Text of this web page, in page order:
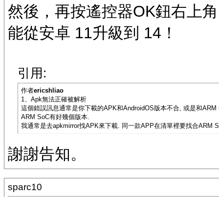
然後，再按遙控器OK鈕右上
能從安卓 11升級到 14！
引用:
作者ericshliao
1、Apk無法正確被解析
這個錯誤訊息通常是你下載的APK和AndroidOS版本不合, 或是和ARM
ARM SoC有好幾個版本.
我通常是去apkmirror找APK來下載. 同一款APP在清單裡要找合ARM
謝謝告知。
sparc10